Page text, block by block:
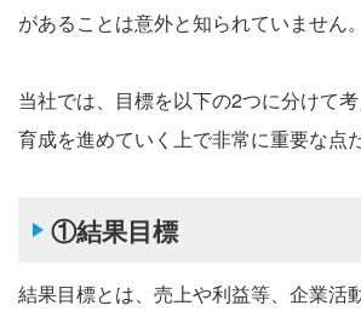
があることは意外と知られていません。
当社では、目標を以下の2つに分けて
育成を進めていく上で非常に重要な点
①結果目標
結果目標とは、売上や利益等、企業活